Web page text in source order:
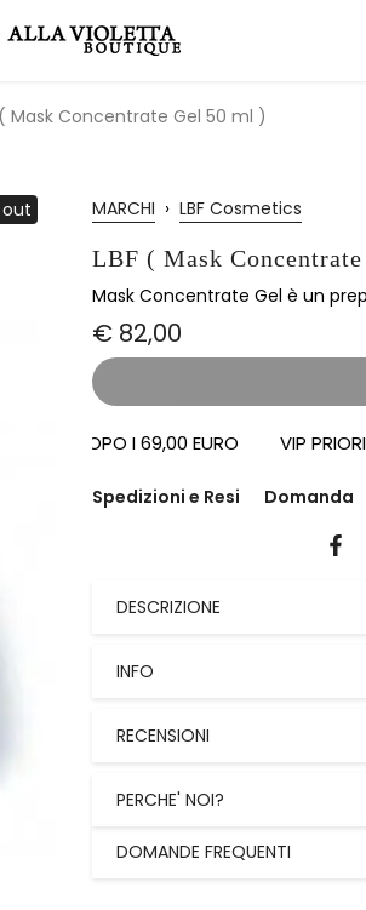
( Mask Concentrate Gel 50 ml )
out MARCHI › LBF Cosmetics
LBF ( Mask
Mask Concentrate Gel è un
€ 82,00
DOPO I 69,00 EURO VIP PRIORITY
Spedizioni e Resi Domanda
DESCRIZIONE
INFO
RECENSIONI
PERCHE' NOI?
DOMANDE FREQUENTI